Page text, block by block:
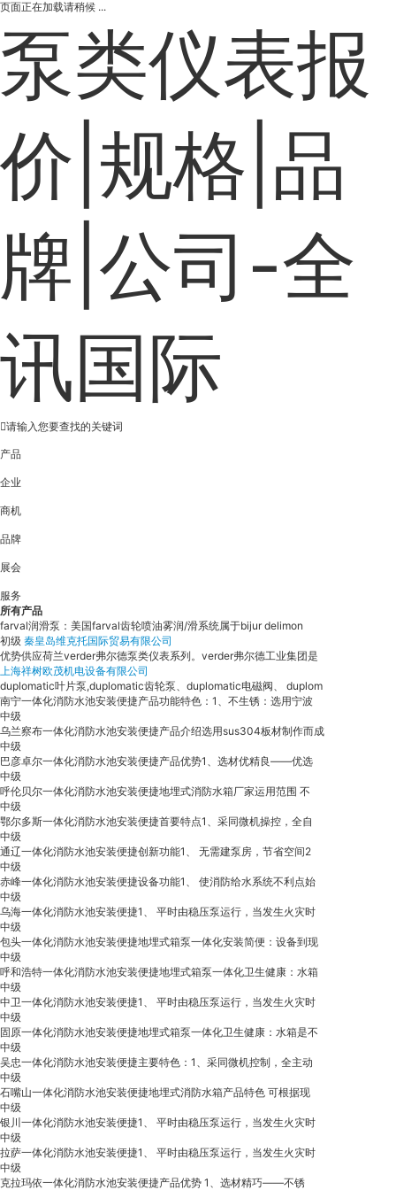
页面正在加载请稍候 ...
泵类仪表报
价|规格|品
牌|公司-全
讯国际
产品
企业
商机
品牌
展会
服务
所有产品
farval润滑泵：美国farval齿轮喷油雾润/滑系统属于bijur delimon
初级 秦皇岛维克托国际贸易有限公司
优势供应荷兰verder弗尔德泵类仪表系列。verder弗尔德工业集团是
上海祥树欧茂机电设备有限公司
duplomatic叶片泵,duplomatic齿轮泵、duplomatic电磁阀、 duplom
南宁一体化消防水池安装便捷产品功能特色：1、不生锈：选用宁波
中级
乌兰察布一体化消防水池安装便捷产品介绍选用sus304板材制作而成
中级
巴彦卓尔一体化消防水池安装便捷产品优势1、选材优精良——优选
中级
呼伦贝尔一体化消防水池安装便捷地埋式消防水箱厂家运用范围 不
中级
鄂尔多斯一体化消防水池安装便捷首要特点1、采同微机操控，全自
中级
通辽一体化消防水池安装便捷创新功能1、 无需建泵房，节省空间2
中级
赤峰一体化消防水池安装便捷设备功能1、 使消防给水系统不利点始
中级
乌海一体化消防水池安装便捷1、 平时由稳压泵运行，当发生火灾时
中级
包头一体化消防水池安装便捷地埋式箱泵一体化安装简便：设备到现
中级
呼和浩特一体化消防水池安装便捷地埋式箱泵一体化卫生健康：水箱
中级
中卫一体化消防水池安装便捷1、 平时由稳压泵运行，当发生火灾时
中级
固原一体化消防水池安装便捷地埋式箱泵一体化卫生健康：水箱是不
中级
吴忠一体化消防水池安装便捷主要特色：1、采同微机控制，全主动
中级
石嘴山一体化消防水池安装便捷地埋式消防水箱产品特色 可根据现
中级
银川一体化消防水池安装便捷1、 平时由稳压泵运行，当发生火灾时
中级
拉萨一体化消防水池安装便捷1、 平时由稳压泵运行，当发生火灾时
中级
克拉玛依一体化消防水池安装便捷产品优势 1、选材精巧——不锈